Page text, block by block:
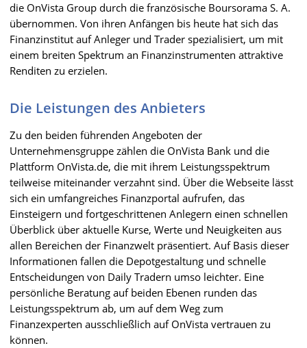
die OnVista Group durch die französische Boursorama S. A.
übernommen. Von ihren Anfängen bis heute hat sich das
Finanzinstitut auf Anleger und Trader spezialisiert, um mit
einem breiten Spektrum an Finanzinstrumenten attraktive
Renditen zu erzielen.
Die Leistungen des Anbieters
Zu den beiden führenden Angeboten der
Unternehmensgruppe zählen die OnVista Bank und die
Plattform OnVista.de, die mit ihrem Leistungsspektrum
teilweise miteinander verzahnt sind. Über die Webseite lässt
sich ein umfangreiches Finanzportal aufrufen, das
Einsteigern und fortgeschrittenen Anlegern einen schnellen
Überblick über aktuelle Kurse, Werte und Neuigkeiten aus
allen Bereichen der Finanzwelt präsentiert. Auf Basis dieser
Informationen fallen die Depotgestaltung und schnelle
Entscheidungen von Daily Tradern umso leichter. Eine
persönliche Beratung auf beiden Ebenen runden das
Leistungsspektrum ab, um auf dem Weg zum
Finanzexperten ausschließlich auf OnVista vertrauen zu
können.